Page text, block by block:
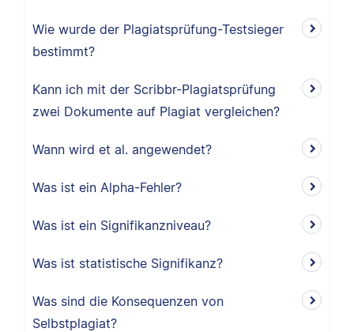
Wie wurde der Plagiatsprüfung-Testsieger
bestimmt?
Kann ich mit der Scribbr-Plagiatsprüfung
zwei Dokumente auf Plagiat vergleichen?
Wann wird et al. angewendet?
Was ist ein Alpha-Fehler?
Was ist ein Signifikanzniveau?
Was ist statistische Signifikanz?
Was sind die Konsequenzen von
Selbstplagiat?